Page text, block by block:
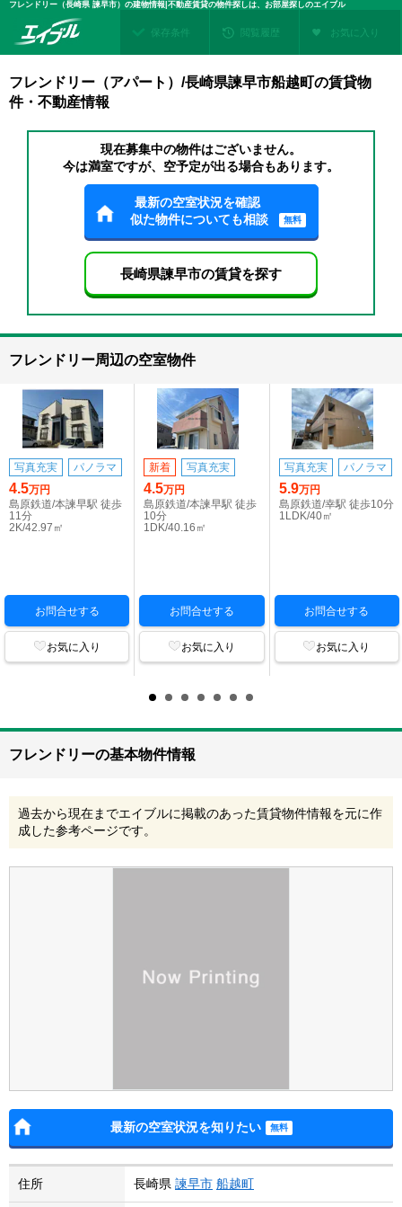
フレンドリー（長崎県 諫早市）の建物情報|不動産賃貸の物件探しは、お部屋探しのエイブル
保存条件 閲覧履歴 お気に入り
フレンドリー（アパート）/長崎県諫早市船越町の賃貸物
件・不動産情報
現在募集中の物件はございません。
今は満室ですが、空予定が出る場合もあります。
最新の空室状況を確認
似た物件についても相談
無料
長崎県諫早市の賃貸を探す
フレンドリー周辺の空室物件
写真充実 パノラマ
4.5万円
島原鉄道/本諫早駅 徒歩
11分
2K/42.97㎡
お問合せする
お気に入り
新着 写真充実
4.5万円
島原鉄道/本諫早駅 徒歩
10分
1DK/40.16㎡
お問合せする
お気に入り
写真充実 パノラマ
5.9万円
島原鉄道/幸駅 徒歩10分
1LDK/40㎡
お問合せする
お気に入り
フレンドリーの基本物件情報
過去から現在までエイブルに掲載のあった賃貸物件情報を元に作
成した参考ページです。
最新の空室状況を知りたい
住所 長崎県 諫早市 船越町